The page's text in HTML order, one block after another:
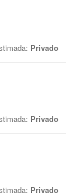
Privado
Privado
Privado